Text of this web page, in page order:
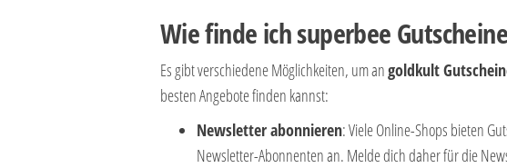
Wie finde ich superbee
Es gibt verschiedene Möglichkeiten, um angoldkult
besten Angebote finden kannst:
Newsletter abonnieren: Viele Online-Shops bieten
Newsletter-Abonnenten an. Melde dich daher für die